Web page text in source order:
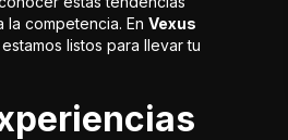
competencia. En Vexus
listos para llevar tu